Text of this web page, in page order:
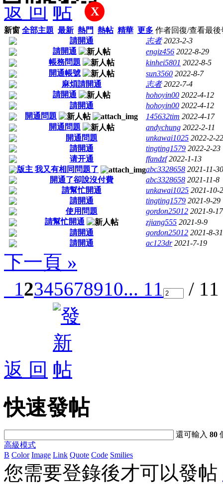
返 回
新窗 全部主題 最新 熱門 熱帖 精華 更多 作者回復/查看最後
請開通
志者 2023-2-3
請開通
engiz456 2022-8-29
帳務問題
kinhei5801 2022-8-5
開通帳號
sun3560 2022-8-7
麻煩請開通
志者 2022-7-4
請開通
hohoyin00 2022-4-12
請開通
hohoyin00 2022-4-12
開通問題
145632tim 2022-4-17
開通問題
andychung 2022-2-11
開通問題
unkawai1025 2022-2-22
請開通
tingting1579 2022-2-23
请开通
ffandzf 2022-1-13
版主 我又有相同問題了
abc3328658 2021-11-30
開通了卻說沒付費
abc3328658 2021-11-8
請幫忙開通
unkawai1025 2021-10-
請開通
tingting1579 2021-9-29
使用問題
gordon25012 2021-9-17
請幫忙開通
zjiang555 2021-9-9
請開通
gordon25012 2021-8-31
請開通
ac123dr 2021-7-19
下一頁 »
12345678910... 11 /
返 回
快速發帖
還可輸入80
高級模式
B Color Image Link Quote Code Smilies
您需要登錄後才可以發帖
X